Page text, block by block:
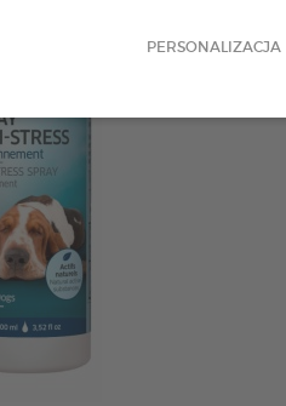
PERSONALIZACJA